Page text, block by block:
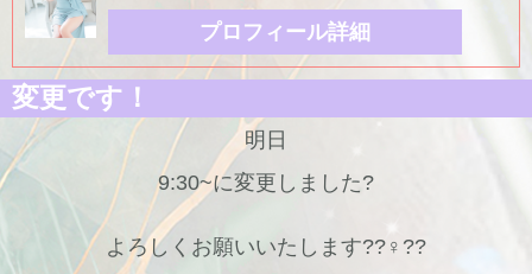
プロフィール詳細
変更です！
明日
9:30~に変更しました?
よろしくお願いいたします??♀??